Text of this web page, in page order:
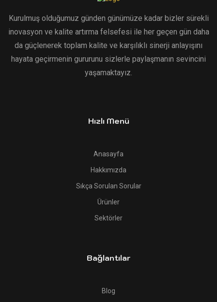
Kurulmuş olduğumuz günden günümüze kadar bizler sürekli
inovasyon ve kalite artırma felsefesi ile her geçen gün daha
da güçlenerek toplam kalite ve karşılıklı sinerji anlayışını
hayata geçirmenin gururunu sizlerle paylaşmanın sevincini
yaşamaktayız.
Hızlı Menü
Anasayfa
Hakkımızda
Sıkça Sorulan Sorular
Ürünler
Sektörler
Bağlantılar
Blog